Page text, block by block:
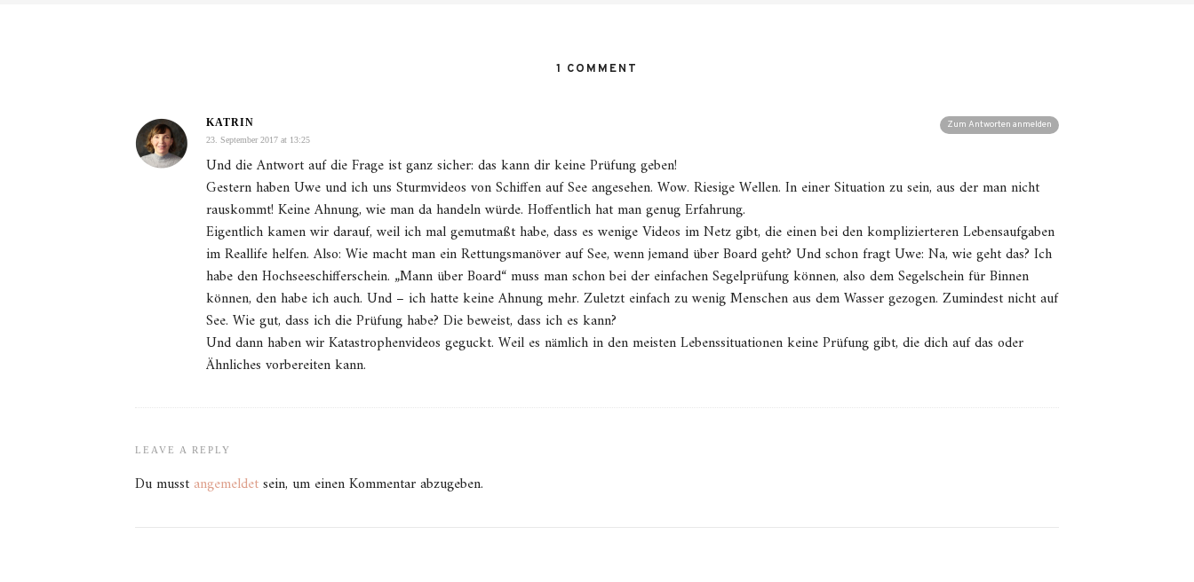
1 COMMENT
Zum Antworten anmelden
KATRIN
23. September 2017 at 13:25
Und die Antwort auf die Frage ist ganz sicher: das kann dir keine Prüfung geben!
Gestern haben Uwe und ich uns Sturmvideos von Schiffen auf See angesehen. Wow. Riesige Wellen. In einer Situation zu sein, aus der man nicht
rauskommt! Keine Ahnung, wie man da handeln würde. Hoffentlich hat man genug Erfahrung.
Eigentlich kamen wir darauf, weil ich mal gemutmaßt habe, dass es wenige Videos im Netz gibt, die einen bei den komplizierteren Lebensaufgaben
im Reallife helfen. Also: Wie macht man ein Rettungsmanöver auf See, wenn jemand über Board geht? Und schon fragt Uwe: Na, wie geht das? Ich
habe den Hochseeschifferschein. „Mann über Board“ muss man schon bei der einfachen Segelprüfung können, also dem Segelschein für Binnen
können, den habe ich auch. Und – ich hatte keine Ahnung mehr. Zuletzt einfach zu wenig Menschen aus dem Wasser gezogen. Zumindest nicht auf
See. Wie gut, dass ich die Prüfung habe? Die beweist, dass ich es kann?
Und dann haben wir Katastrophenvideos geguckt. Weil es nämlich in den meisten Lebenssituationen keine Prüfung gibt, die dich auf das oder
Ähnliches vorbereiten kann.
LEAVE A REPLY
Du musst angemeldetsein, um einen Kommentar abzugeben.